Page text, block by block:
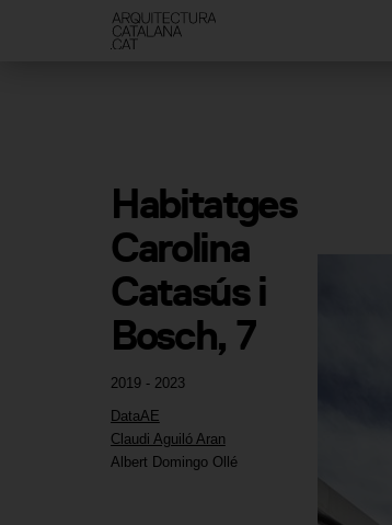
2019 - 2023
DataAE
Claudi Aguiló Aran
Albert Domingo Ollé
Habitatges
Carolina
Catasús i
Bosch, 7